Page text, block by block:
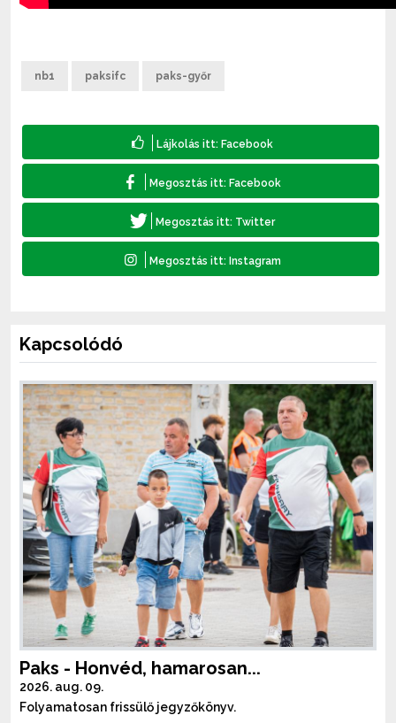
nb1 paksifc paks-győr
Kapcsolódó
Paks - Honvéd, hamarosan...
2026. aug. 09.
Folyamatosan frissülő jegyzőkönyv.